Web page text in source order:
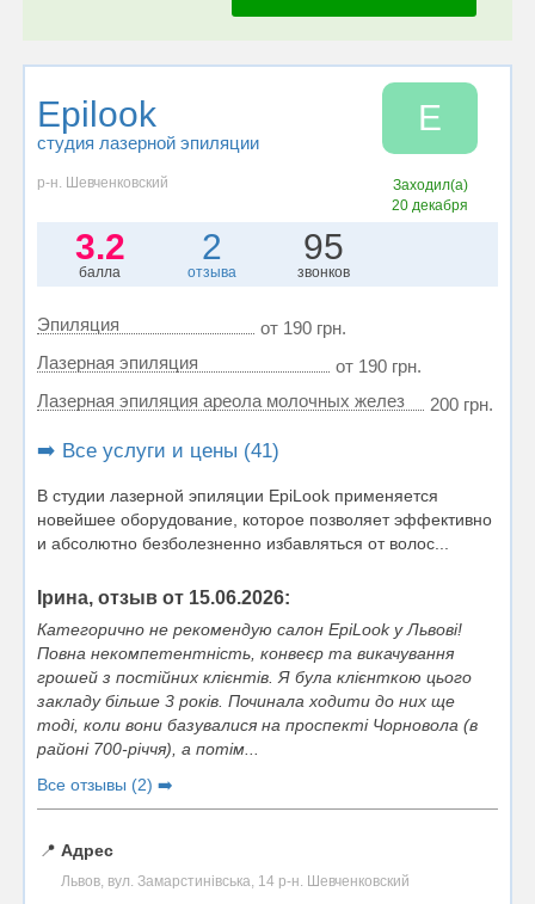
Epilook
студия лазерной эпиляции
E
р-н. Шевченковский
Заходил(а)
20 декабря
3.2
балла
2
отзыва
95
звонков
Эпиляция
от 190 грн.
Лазерная эпиляция
от 190 грн.
Лазерная эпиляция ареола молочных желез
200 грн.
➡️ Все услуги и цены (41)
В студии лазерной эпиляции EpiLook применяется
новейшее оборудование, которое позволяет эффективно
и абсолютно безболезненно избавляться от волос...
Ірина, отзыв от 15.06.2026:
Категорично не рекомендую салон EpiLook у Львові!
Повна некомпетентність, конвеєр та викачування
грошей з постійних клієнтів. Я була клієнткою цього
закладу більше 3 років. Починала ходити до них ще
тоді, коли вони базувалися на проспекті Чорновола (в
районі 700-річчя), а потім...
Все отзывы (2) ➡️
📍 Адрес
Львов, вул. Замарстинівська, 14 р-н. Шевченковский